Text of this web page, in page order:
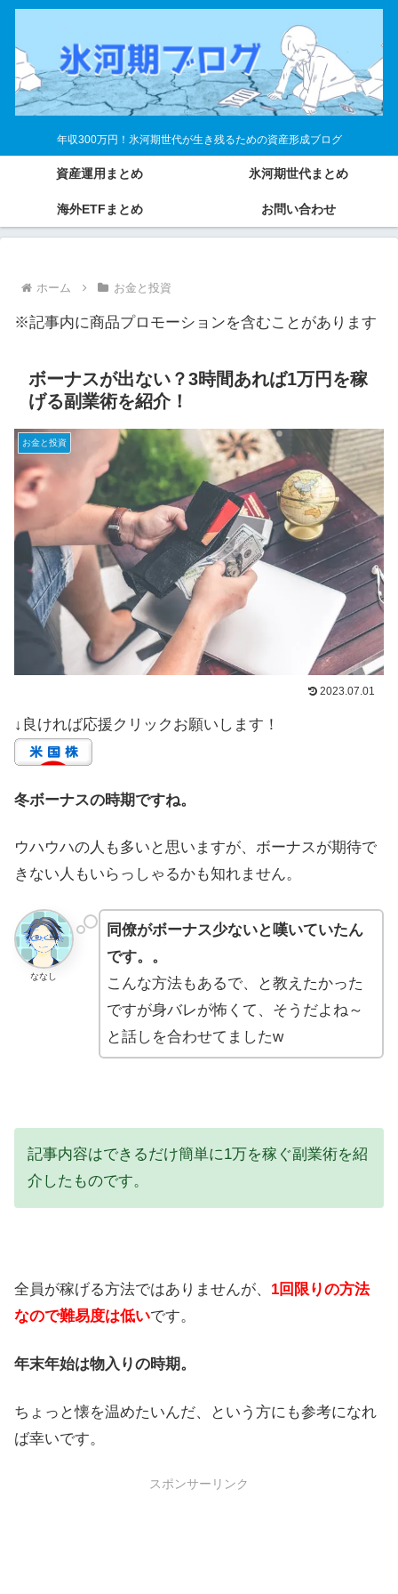
年収300万円！氷河期世代が生き残るための資産形成ブログ
資産運用まとめ 氷河期世代まとめ
海外ETFまとめ お問い合わせ
ホーム お金と投資
※記事内に商品プロモーションを含むことがあります
ボーナスが出ない？3時間あれば1万円を稼
げる副業術を紹介！
お金と投資
2023.07.01
↓良ければ応援クリックお願いします！
冬ボーナスの時期ですね。
ウハウハの人も多いと思いますが、ボーナスが期待で
きない人もいらっしゃるかも知れません。
ななし
同僚がボーナス少ないと嘆いていたん
です。。
こんな方法もあるで、と教えたかった
ですが身バレが怖くて、そうだよね～
と話しを合わせてましたw
記事内容はできるだけ簡単に1万を稼ぐ副業術を紹
介したものです。
全員が稼げる方法ではありませんが、 1回限りの方法
なので難易度は低いです。
年末年始は物入りの時期。
ちょっと懐を温めたいんだ、という方にも参考になれ
ば幸いです。
スポンサーリンク